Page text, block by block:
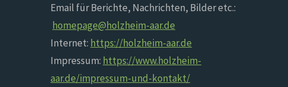
Email für Berichte, Nachrichten, Bilder etc.:
homepage@holzheim-aar.de
Internet: https://holzheim-aar.de
Impressum: https://www.holzheim-
aar.de/impressum-und-kontakt/